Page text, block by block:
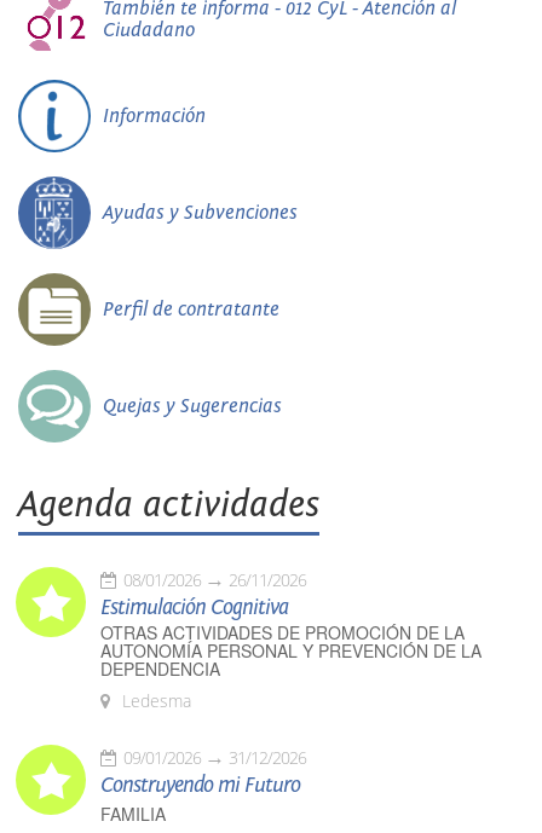
También te informa - 012 CyL - Atención al
Ciudadano
Información
Ayudas y Subvenciones
Perfil de contratante
Quejas y Sugerencias
Agenda actividades
08/01/2026 26/11/2026
Estimulación Cognitiva
OTRAS ACTIVIDADES DE PROMOCIÓN DE LA
AUTONOMÍA PERSONAL Y PREVENCIÓN DE LA
DEPENDENCIA
Ledesma
09/01/2026 31/12/2026
Construyendo mi Futuro
FAMILIA